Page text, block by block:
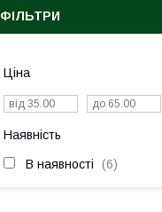
ФІЛЬТРИ
Ціна
Наявність
В наявності 6